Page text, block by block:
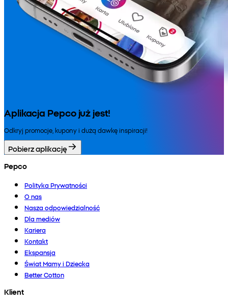
Aplikacja Pepco już jest!
Odkryj promocje, kupony i dużą dawkę inspiracji!
Pobierz aplikację
Pepco
Polityka Prywatności
O nas
Nasza odpowiedzialność
Dla mediów
Kariera
Kontakt
Ekspansja
Świat Mamy i Dziecka
Better Cotton
Klient